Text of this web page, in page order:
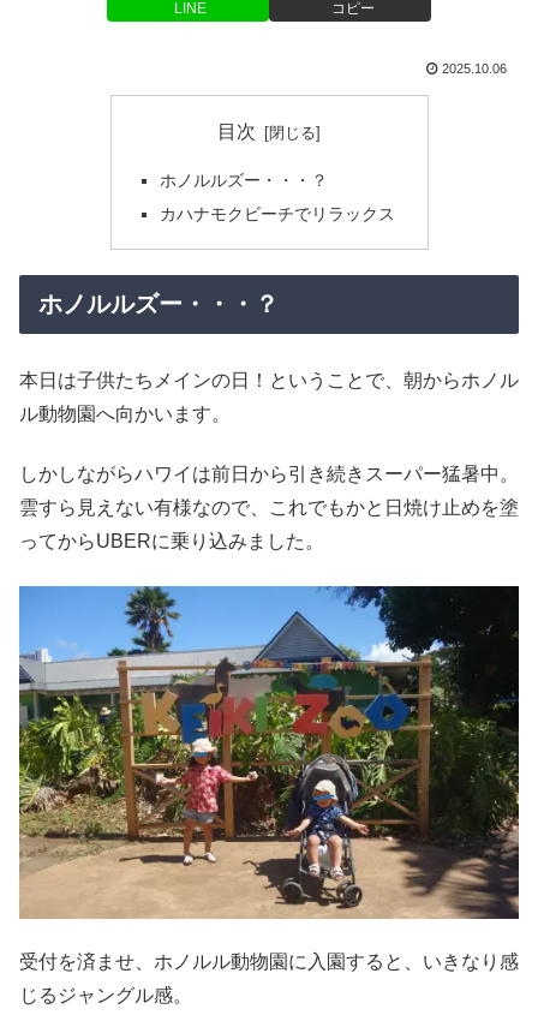
LINE コピー
2025.10.06
目次
ホノルルズー・・・？
カハナモクビーチでリラックス
ホノルルズー・・・？
本日は子供たちメインの日！ということで、朝からホノル
ル動物園へ向かいます。
しかしながらハワイは前日から引き続きスーパー猛暑中。
雲すら見えない有様なので、これでもかと日焼け止めを塗
ってからUBERに乗り込みました。
受付を済ませ、ホノルル動物園に入園すると、いきなり感
じるジャングル感。